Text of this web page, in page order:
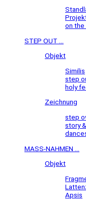
on the
STEP OUT ...
Objekt
Similis
step
holy
Zeichnung
step
story &
MASS-NAHMEN ...
Objekt
Apsis